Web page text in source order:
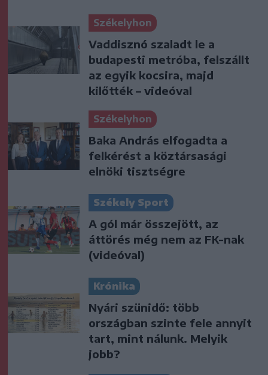
Székelyhon
Vaddisznó szaladt le a
budapesti metróba, felszállt
az egyik kocsira, majd
kilőtték – videóval
Székelyhon
Baka András elfogadta a
felkérést a köztársasági
elnöki tisztségre
Székely Sport
A gól már összejött, az
áttörés még nem az FK-nak
(videóval)
Krónika
Nyári szünidő: több
országban szinte fele annyit
tart, mint nálunk. Melyik
jobb?